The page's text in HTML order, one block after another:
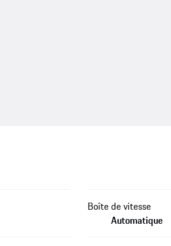
Boîte de vitesse
Automatique